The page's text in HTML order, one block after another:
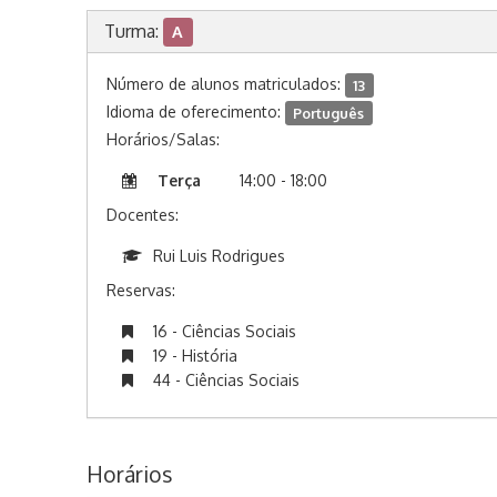
Turma: A
Número de alunos matriculados: 13
Idioma de oferecimento: Português
Horários/Salas:
Terça
14:00 - 18:00
Docentes:
Rui Luis Rodrigues
Reservas:
16 - Ciências Sociais
19 - História
44 - Ciências Sociais
Horários